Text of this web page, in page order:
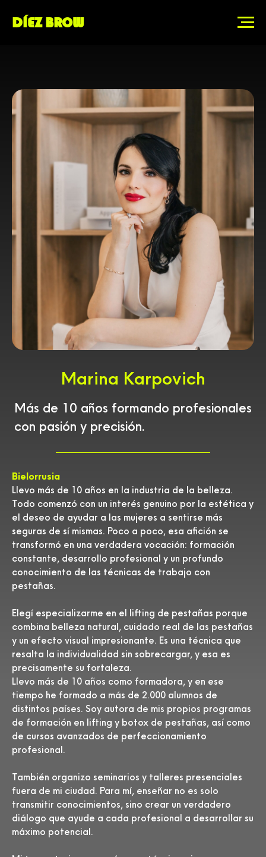
DÍEZ BROW
Marina Karpovich
Más de 10 años formando profesionales
con pasión y precisión.
Bielorrusia
Llevo más de 10 años en la industria de la belleza.
Todo comenzó con un interés genuino por la estética y
el deseo de ayudar a las mujeres a sentirse más
seguras de sí mismas. Poco a poco, esa afición se
transformó en una verdadera vocación: formación
constante, desarrollo profesional y un profundo
conocimiento de las técnicas de trabajo con
pestañas.
Elegí especializarme en el lifting de pestañas porque
combina belleza natural, cuidado real de las pestañas
y un efecto visual impresionante. Es una técnica que
resalta la individualidad sin sobrecargar, y esa es
precisamente su fortaleza.
Llevo más de 10 años como formadora, y en ese
tiempo he formado a más de 2.000 alumnos de
distintos países. Soy autora de mis propios programas
de formación en lifting y botox de pestañas, así como
de cursos avanzados de perfeccionamiento
profesional.
También organizo seminarios y talleres presenciales
fuera de mi ciudad. Para mí, enseñar no es solo
transmitir conocimientos, sino crear un verdadero
diálogo que ayude a cada profesional a desarrollar su
máximo potencial.